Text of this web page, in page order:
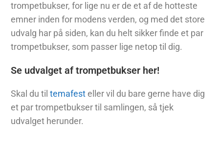
trompetbukser, for lige nu er de et af de hotteste
emner inden for modens verden, og med det store
udvalg har på siden, kan du helt sikker finde et par
trompetbukser, som passer lige netop til dig.
Se udvalget af trompetbukser her!
Skal du tiltemafest eller vil du bare gerne have dig
et par trompetbukser til samlingen, så tjek
udvalget herunder.